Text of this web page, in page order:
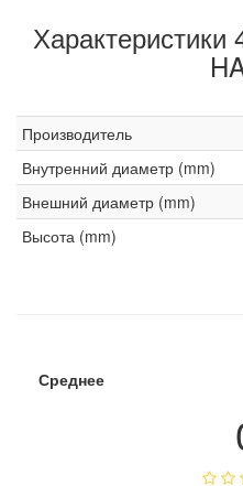
Производитель
Внутренний диаметр (mm)
Внешний диаметр (mm)
Высота (mm)
Среднее